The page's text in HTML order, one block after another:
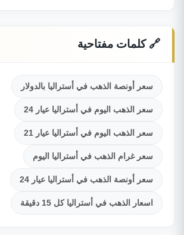
🔗 كلمات مفتاحية
سعر أونصة الذهب في أستراليا بالدولار
سعر الذهب اليوم في أستراليا عيار 24
سعر الذهب اليوم في أستراليا عيار 21
سعر غرام الذهب في أستراليا اليوم
سعر أونصة الذهب في أستراليا عيار 24
اسعار الذهب في أستراليا كل 15 دقيقة